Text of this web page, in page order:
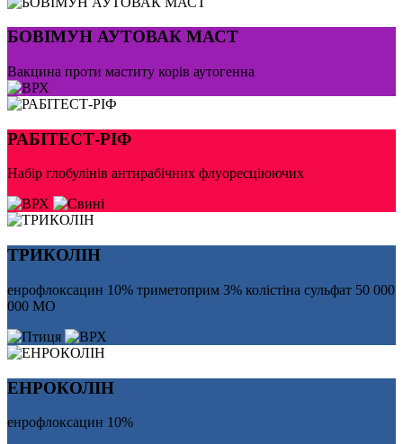
БОВІМУН АУТОВАК МАСТ
Вакцина проти маститу корів аутогенна
РАБІТЕСТ-РІФ
Набір глобулінів антирабічних флуоресціюючих
ТРИКОЛІН
енрофлоксацин 10% триметоприм 3% колістіна сульфат 50 000
000 МО
ЕНРОКОЛІН
енрофлоксацин 10%